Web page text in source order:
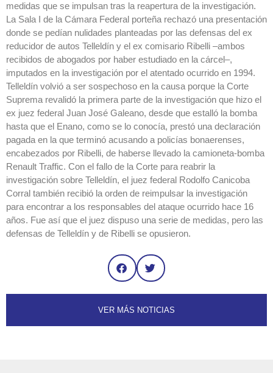
medidas que se impulsan tras la reapertura de la investigación.
La Sala I de la Cámara Federal porteña rechazó una presentación
donde se pedían nulidades planteadas por las defensas del ex
reducidor de autos Telleldín y el ex comisario Ribelli –ambos
recibidos de abogados por haber estudiado en la cárcel–,
imputados en la investigación por el atentado ocurrido en 1994.
Telleldín volvió a ser sospechoso en la causa porque la Corte
Suprema revalidó la primera parte de la investigación que hizo el
ex juez federal Juan José Galeano, desde que estalló la bomba
hasta que el Enano, como se lo conocía, prestó una declaración
pagada en la que terminó acusando a policías bonaerenses,
encabezados por Ribelli, de haberse llevado la camioneta-bomba
Renault Traffic. Con el fallo de la Corte para reabrir la
investigación sobre Telleldín, el juez federal Rodolfo Canicoba
Corral también recibió la orden de reimpulsar la investigación
para encontrar a los responsables del ataque ocurrido hace 16
años. Fue así que el juez dispuso una serie de medidas, pero las
defensas de Telleldín y de Ribelli se opusieron.
VER MÁS NOTICIAS